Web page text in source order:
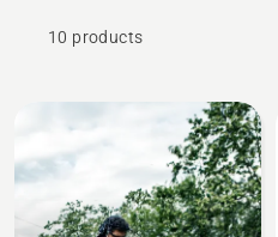
10 products
products